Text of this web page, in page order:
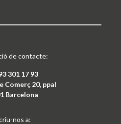
de contacte:
301 17 93
Comerç 20, ppal
Barcelona
nos a: